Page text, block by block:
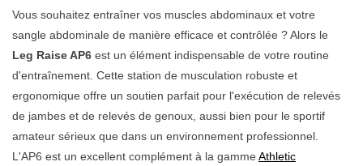
Vous souhaitez entraîner vos muscles abdominaux et votre
sangle abdominale de manière efficace et contrôlée ? Alors le
Leg Raise AP6 est un élément indispensable de votre routine
d'entraînement. Cette station de musculation robuste et
ergonomique offre un soutien parfait pour l'exécution de relevés
de jambes et de relevés de genoux, aussi bien pour le sportif
amateur sérieux que dans un environnement professionnel.
L'AP6 est un excellent complément à la gamme Athletic